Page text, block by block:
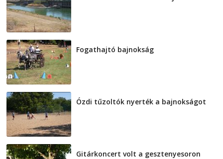
Fogathajtó bajnokság
Ózdi tűzoltók nyerték a bajnokságot
Gitárkoncert volt a gesztenyesoron